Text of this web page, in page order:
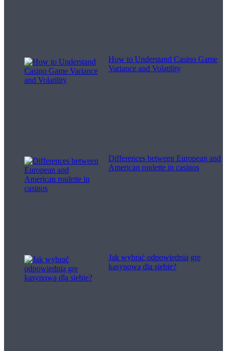
How to Understand Casino Game
Variance and Volatility
Differences between European and
American roulette in casinos
Jak wybrać odpowiednią grę
kasynową dla siebie?